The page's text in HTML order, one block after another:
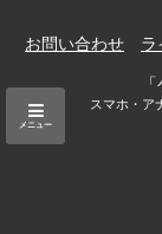
お問い合わせ ラ
スマホ・ア
メニュー